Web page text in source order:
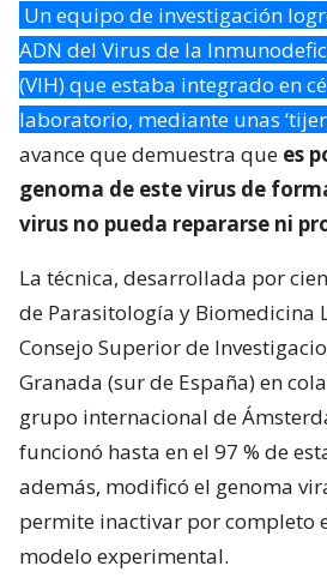
Un equipo de investigación
ADN del Virus de la
(VIH) que estaba integrado en
laboratorio, mediante unas
avance que demuestra que es
genoma de este virus de
virus no pueda repararse ni
La técnica, desarrollada por
de Parasitología y Biomedicina
Consejo Superior de
Granada (sur de España) en
grupo internacional de
funcionó hasta en el 97 % de
además, modificó el genoma
permite inactivar por completo
modelo experimental.